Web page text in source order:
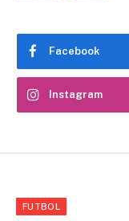
Facebook
Instagram
FUTBOL